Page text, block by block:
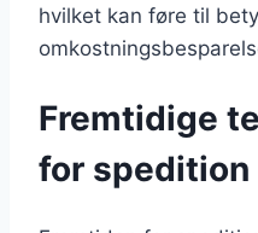
hvilket kan føre til
Fremtidige
for